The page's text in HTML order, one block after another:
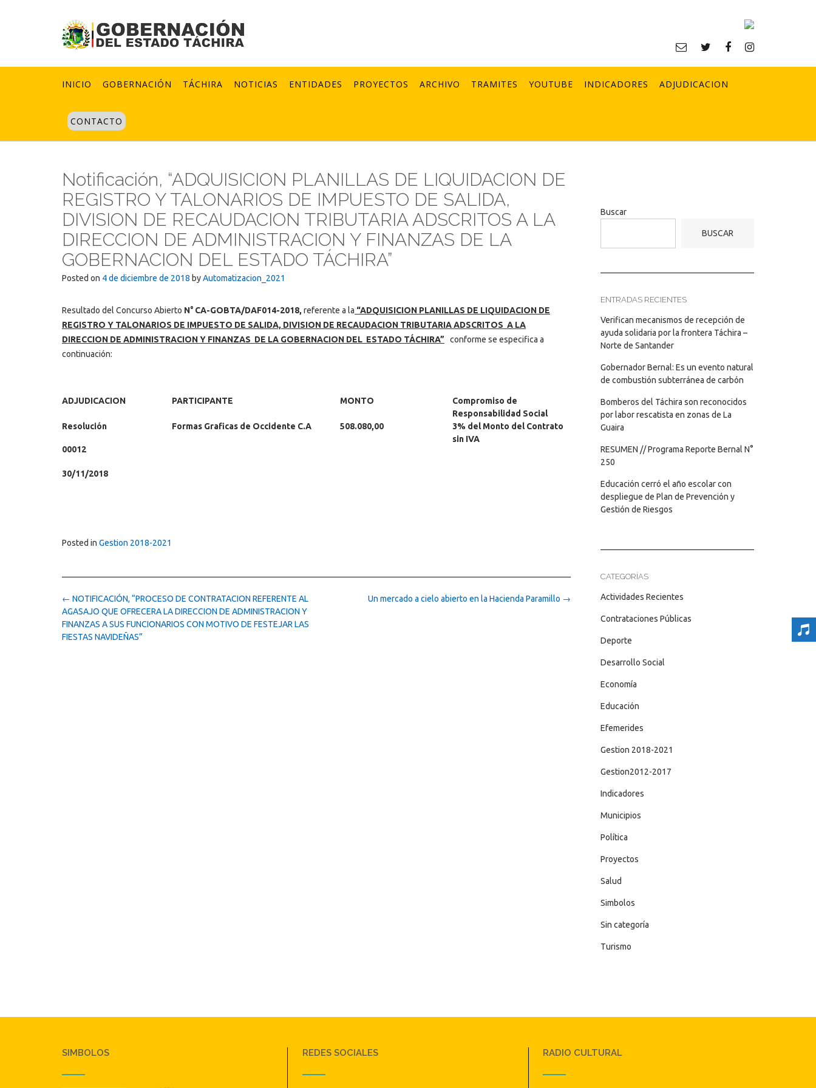
INICIO GOBERNACIÓN TÁCHIRA NOTICIAS ENTIDADES PROYECTOS ARCHIVO TRAMITES YOUTUBE INDICADORES ADJUDICACION
CONTACTO
Notificación, “ADQUISICION PLANILLAS DE LIQUIDACION DE
REGISTRO Y TALONARIOS DE IMPUESTO DE SALIDA,
DIVISION DE RECAUDACION TRIBUTARIA ADSCRITOS A LA
DIRECCION DE ADMINISTRACION Y FINANZAS DE LA
GOBERNACION DEL ESTADO TÁCHIRA”
Posted on 4 de diciembre de 2018 byAutomatizacion_2021
Resultado del Concurso Abierto N° CA-GOBTA/DAF014-2018, referente a la “ADQUISICION PLANILLAS DE LIQUIDACION DE
REGISTRO Y TALONARIOS DE IMPUESTO DE SALIDA, DIVISION DE RECAUDACION TRIBUTARIA ADSCRITOS A LA
DIRECCION DE ADMINISTRACION Y FINANZAS DE LA GOBERNACION DEL ESTADO TÁCHIRA” conforme se especifica a
continuación:
ADJUDICACION PARTICIPANTE MONTO
Compromiso de
Responsabilidad Social
Resolución
00012
30/11/2018
Formas Graficas de Occidente C.A 508.080,00
3% del Monto del Contrato
sin IVA
Posted in Gestion 2018-2021
Post
navigation
Un mercado a cielo abierto en la Hacienda Paramillo →
← NOTIFICACIÓN, “PROCESO DE CONTRATACION REFERENTE AL
AGASAJO QUE OFRECERA LA DIRECCION DE ADMINISTRACION Y
FINANZAS A SUS FUNCIONARIOS CON MOTIVO DE FESTEJAR LAS
FIESTAS NAVIDEÑAS”
Buscar
BUSCAR
ENTRADAS RECIENTES
Verifican mecanismos de recepción de
ayuda solidaria por la frontera Táchira –
Norte de Santander
Gobernador Bernal: Es un evento natural
de combustión subterránea de carbón
Bomberos del Táchira son reconocidos
por labor rescatista en zonas de La
Guaira
RESUMEN // Programa Reporte Bernal N°
250
Educación cerró el año escolar con
despliegue de Plan de Prevención y
Gestión de Riesgos
CATEGORÍAS
Actividades Recientes
Contrataciones Públicas
Deporte
Desarrollo Social
Economía
Educación
Efemerides
Gestion 2018-2021
Gestion2012-2017
Indicadores
Municipios
Política
Proyectos
Salud
Simbolos
Sin categoría
Turismo
SIMBOLOS REDES SOCIALES RADIO CULTURAL